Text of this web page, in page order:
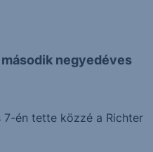
negyedéves
7-én tette közzé a Richter